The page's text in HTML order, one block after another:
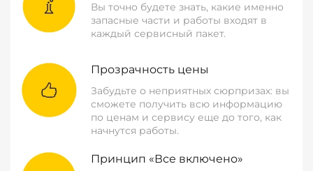
Вы точно будете знать, какие именно
запасные части и работы входят в
каждый сервисный пакет.
Прозрачность цены
Забудьте о неприятных сюрпризах: вы
сможете получить всю информацию
по ценам и сервису еще до того, как
начнутся работы.
Принцип «Все включено»